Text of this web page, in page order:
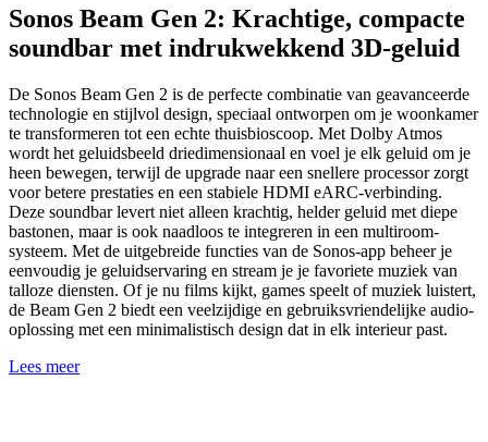
Sonos Beam Gen 2: Krachtige, compacte
soundbar met indrukwekkend 3D-geluid
De Sonos Beam Gen 2 is de perfecte combinatie van geavanceerde
technologie en stijlvol design, speciaal ontworpen om je woonkamer
te transformeren tot een echte thuisbioscoop. Met Dolby Atmos
wordt het geluidsbeeld driedimensionaal en voel je elk geluid om je
heen bewegen, terwijl de upgrade naar een snellere processor zorgt
voor betere prestaties en een stabiele HDMI eARC-verbinding.
Deze soundbar levert niet alleen krachtig, helder geluid met diepe
bastonen, maar is ook naadloos te integreren in een multiroom-
systeem. Met de uitgebreide functies van de Sonos-app beheer je
eenvoudig je geluidservaring en stream je je favoriete muziek van
talloze diensten. Of je nu films kijkt, games speelt of muziek luistert,
de Beam Gen 2 biedt een veelzijdige en gebruiksvriendelijke audio-
oplossing met een minimalistisch design dat in elk interieur past.
Lees meer